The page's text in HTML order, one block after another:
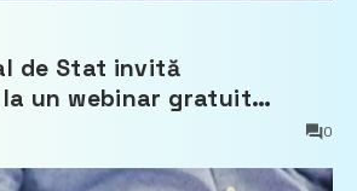
de Stat invită
un webinar gratuit
impozitului pe bunurile
0